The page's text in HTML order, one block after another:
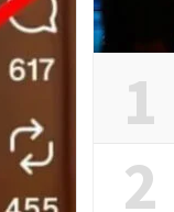
1
2